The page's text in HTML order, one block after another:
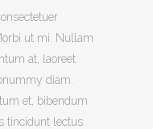
ut mi. Nullam
at, laoreet
diam.
et, bibendum
tincidunt lectus